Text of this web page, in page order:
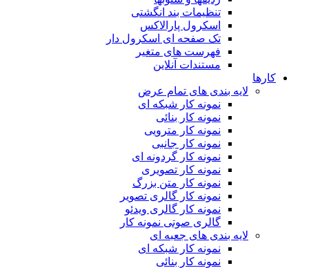
تنظیمات بند انگشتی
اسکرول پارالاکس
تک صفحه ای اسکرول دار
فهرست های متغیر
مستندات آنلاین
کارها
لایه بندی های تمام عرض
نمونه کار شبکه ای
نمونه کار بنائی
نمونه کار مترویی
نمونه کار جانبی
نمونه کار گردونه ای
نمونه کار تصویری
نمونه کار متن بزرگ
نمونه کار گالری تصویر
نمونه کار گالری ویدئو
گالری صوتی نمونه کار
لایه بندی های جعبه ای
نمونه کار شبکه ای
نمونه کار بنائی